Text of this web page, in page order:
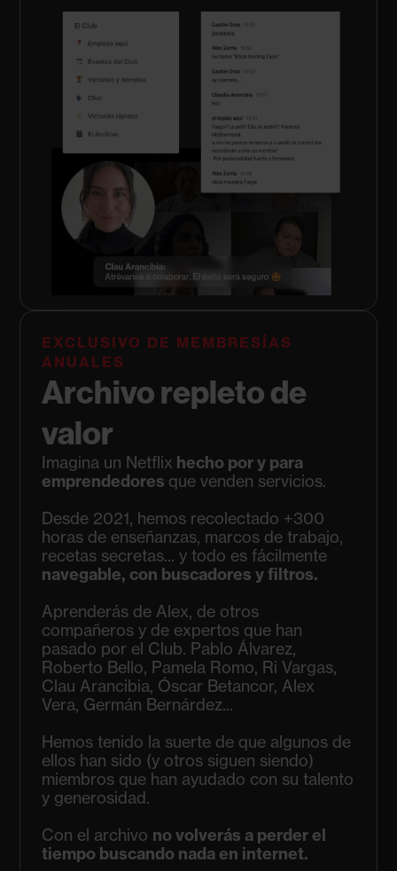
EXCLUSIVO DE MEMBRESÍAS
ANUALES
Archivo repleto de
valor
Imagina un Netflix hecho por y para
emprendedores que venden servicios.
Desde 2021, hemos recolectado +300
horas de enseñanzas, marcos de trabajo,
recetas secretas... y todo es fácilmente
navegable, con buscadores y filtros.
Aprenderás de Alex, de otros
compañeros y de expertos que han
pasado por el Club. Pablo Álvarez,
Roberto Bello, Pamela Romo, Ri Vargas,
Clau Arancibia, Óscar Betancor, Alex
Vera, Germán Bernárdez...
Hemos tenido la suerte de que algunos de
ellos han sido (y otros siguen siendo)
miembros que han ayudado con su talento
y generosidad.
Con el archivo no volverás a perder el
tiempo buscando nada en internet.